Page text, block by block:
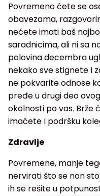
Povremeno ćete se
obavezama,
nećete imati baš
saradnicima, ali ni sa
polovina decembra
nekako sve stignete I
ne pokvarite odnose
pređe u drugi deo
okolnosti po vas. Brže
imaćete I podršku
Zdravlje
Povremene, manje
nervirati što se non
ih se rešite u